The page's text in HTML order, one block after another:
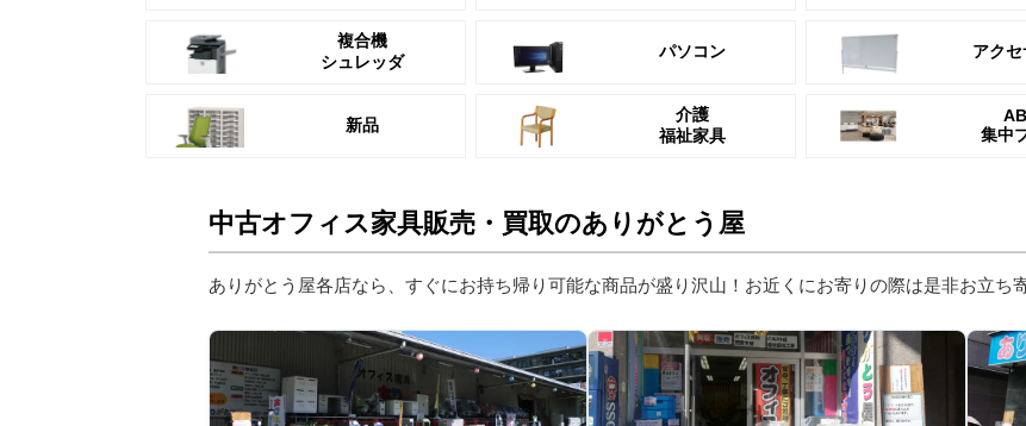
複合機
シュレッダ
パソコン アク
新品
介護
福祉家具
集中
中古オフィス家具販売・買取のありがとう屋
ありがとう屋各店なら、すぐにお持ち帰り可能な商品が盛り沢山！お近くにお寄りの際は是非お立ち